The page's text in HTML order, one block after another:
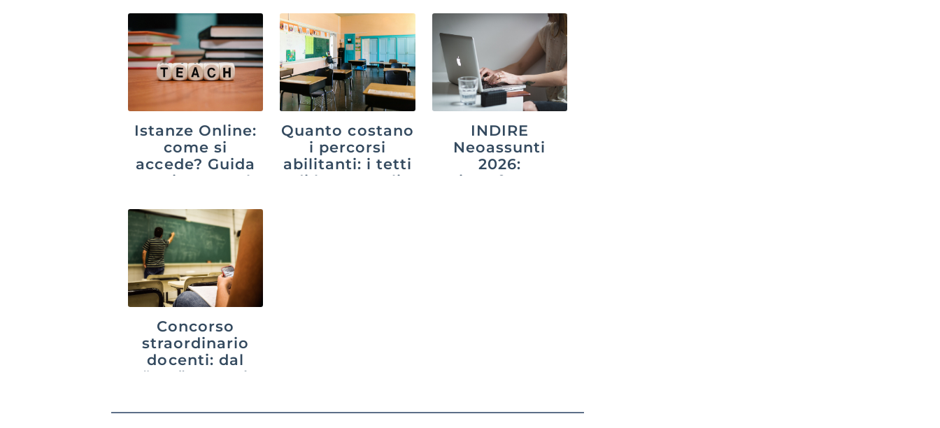
Istanze Online:
come si
accede? Guida
aggiornata al
Quanto costano
i percorsi
abilitanti: i tetti
di legge e gli
INDIRE
Neoassunti
2026:
piattaforma,
Concorso
straordinario
docenti: dal
“Ter” 2023 al